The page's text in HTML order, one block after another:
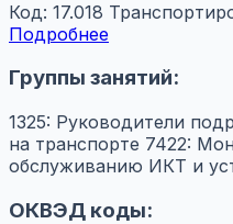
Код: 17.018
Подробнее
Группы занятий:
1325: Руководители
на транспорте 7422:
обслуживанию ИКТ и
ОКВЭД коды: